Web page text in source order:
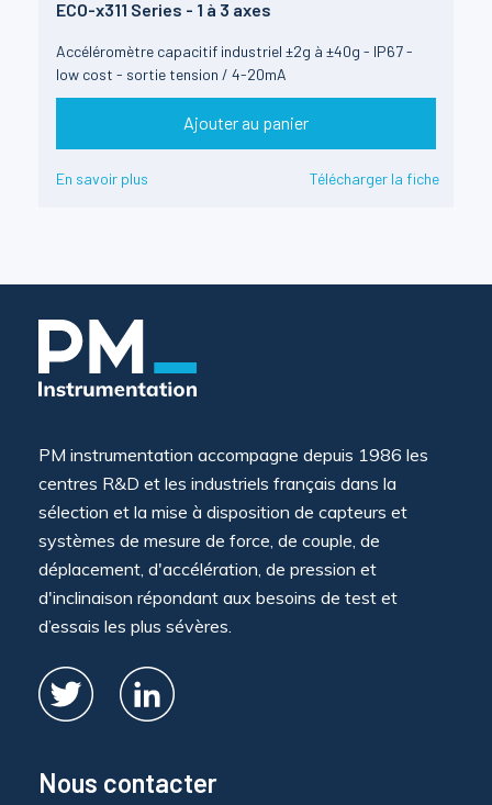
ECO-x311 Series - 1 à 3 axes
Accéléromètre capacitif industriel ±2g à ±40g - IP67 -
low cost - sortie tension / 4-20mA
Ajouter au panier
En savoir plus Télécharger la fiche
PM instrumentation accompagne depuis 1986 les
centres R&D et les industriels français dans la
sélection et la mise à disposition de capteurs et
systèmes de mesure de force, de couple, de
déplacement, d'accélération, de pression et
d'inclinaison répondant aux besoins de test et
d’essais les plus sévères.
Nous contacter